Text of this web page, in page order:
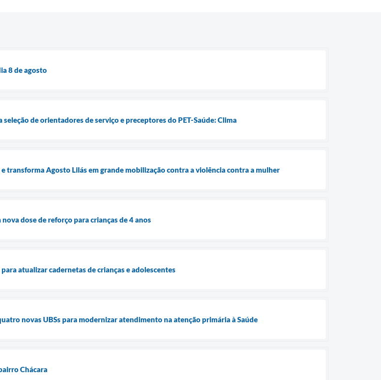
8 de agosto
de orientadores de serviço e preceptores do PET-Saúde: Clima
transforma Agosto Lilás em grande mobilização contra a violência contra a mulher
dose de reforço para crianças de 4 anos
atualizar cadernetas de crianças e adolescentes
novas UBSs para modernizar atendimento na atenção primária à Saúde
Chácara